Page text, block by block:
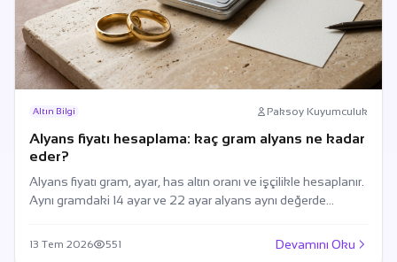
Altın Bilgi Paksoy Kuyumculuk
Alyans fiyatı hesaplama: kaç gram alyans ne kadar
eder?
Alyans fiyatı gram, ayar, has altın oranı ve işçilikle hesaplanır.
Aynı gramdaki 14 ayar ve 22 ayar alyans aynı değerde
13 Tem 2026 551 Devamını Oku